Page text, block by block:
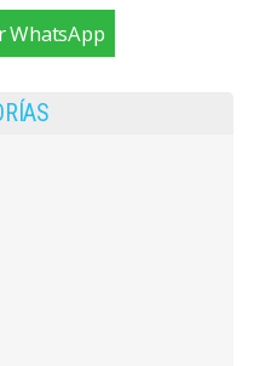
WhatsApp